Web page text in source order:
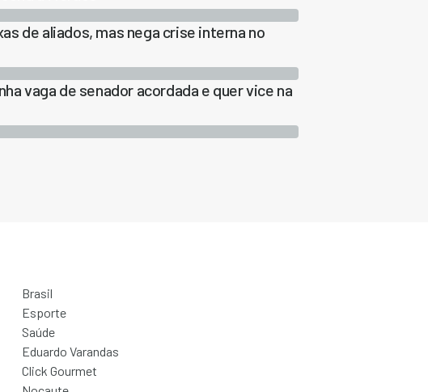
de aliados, mas nega crise interna no
vaga de senador acordada e quer vice na
Brasil
Esporte
Saúde
Eduardo Varandas
Click Gourmet